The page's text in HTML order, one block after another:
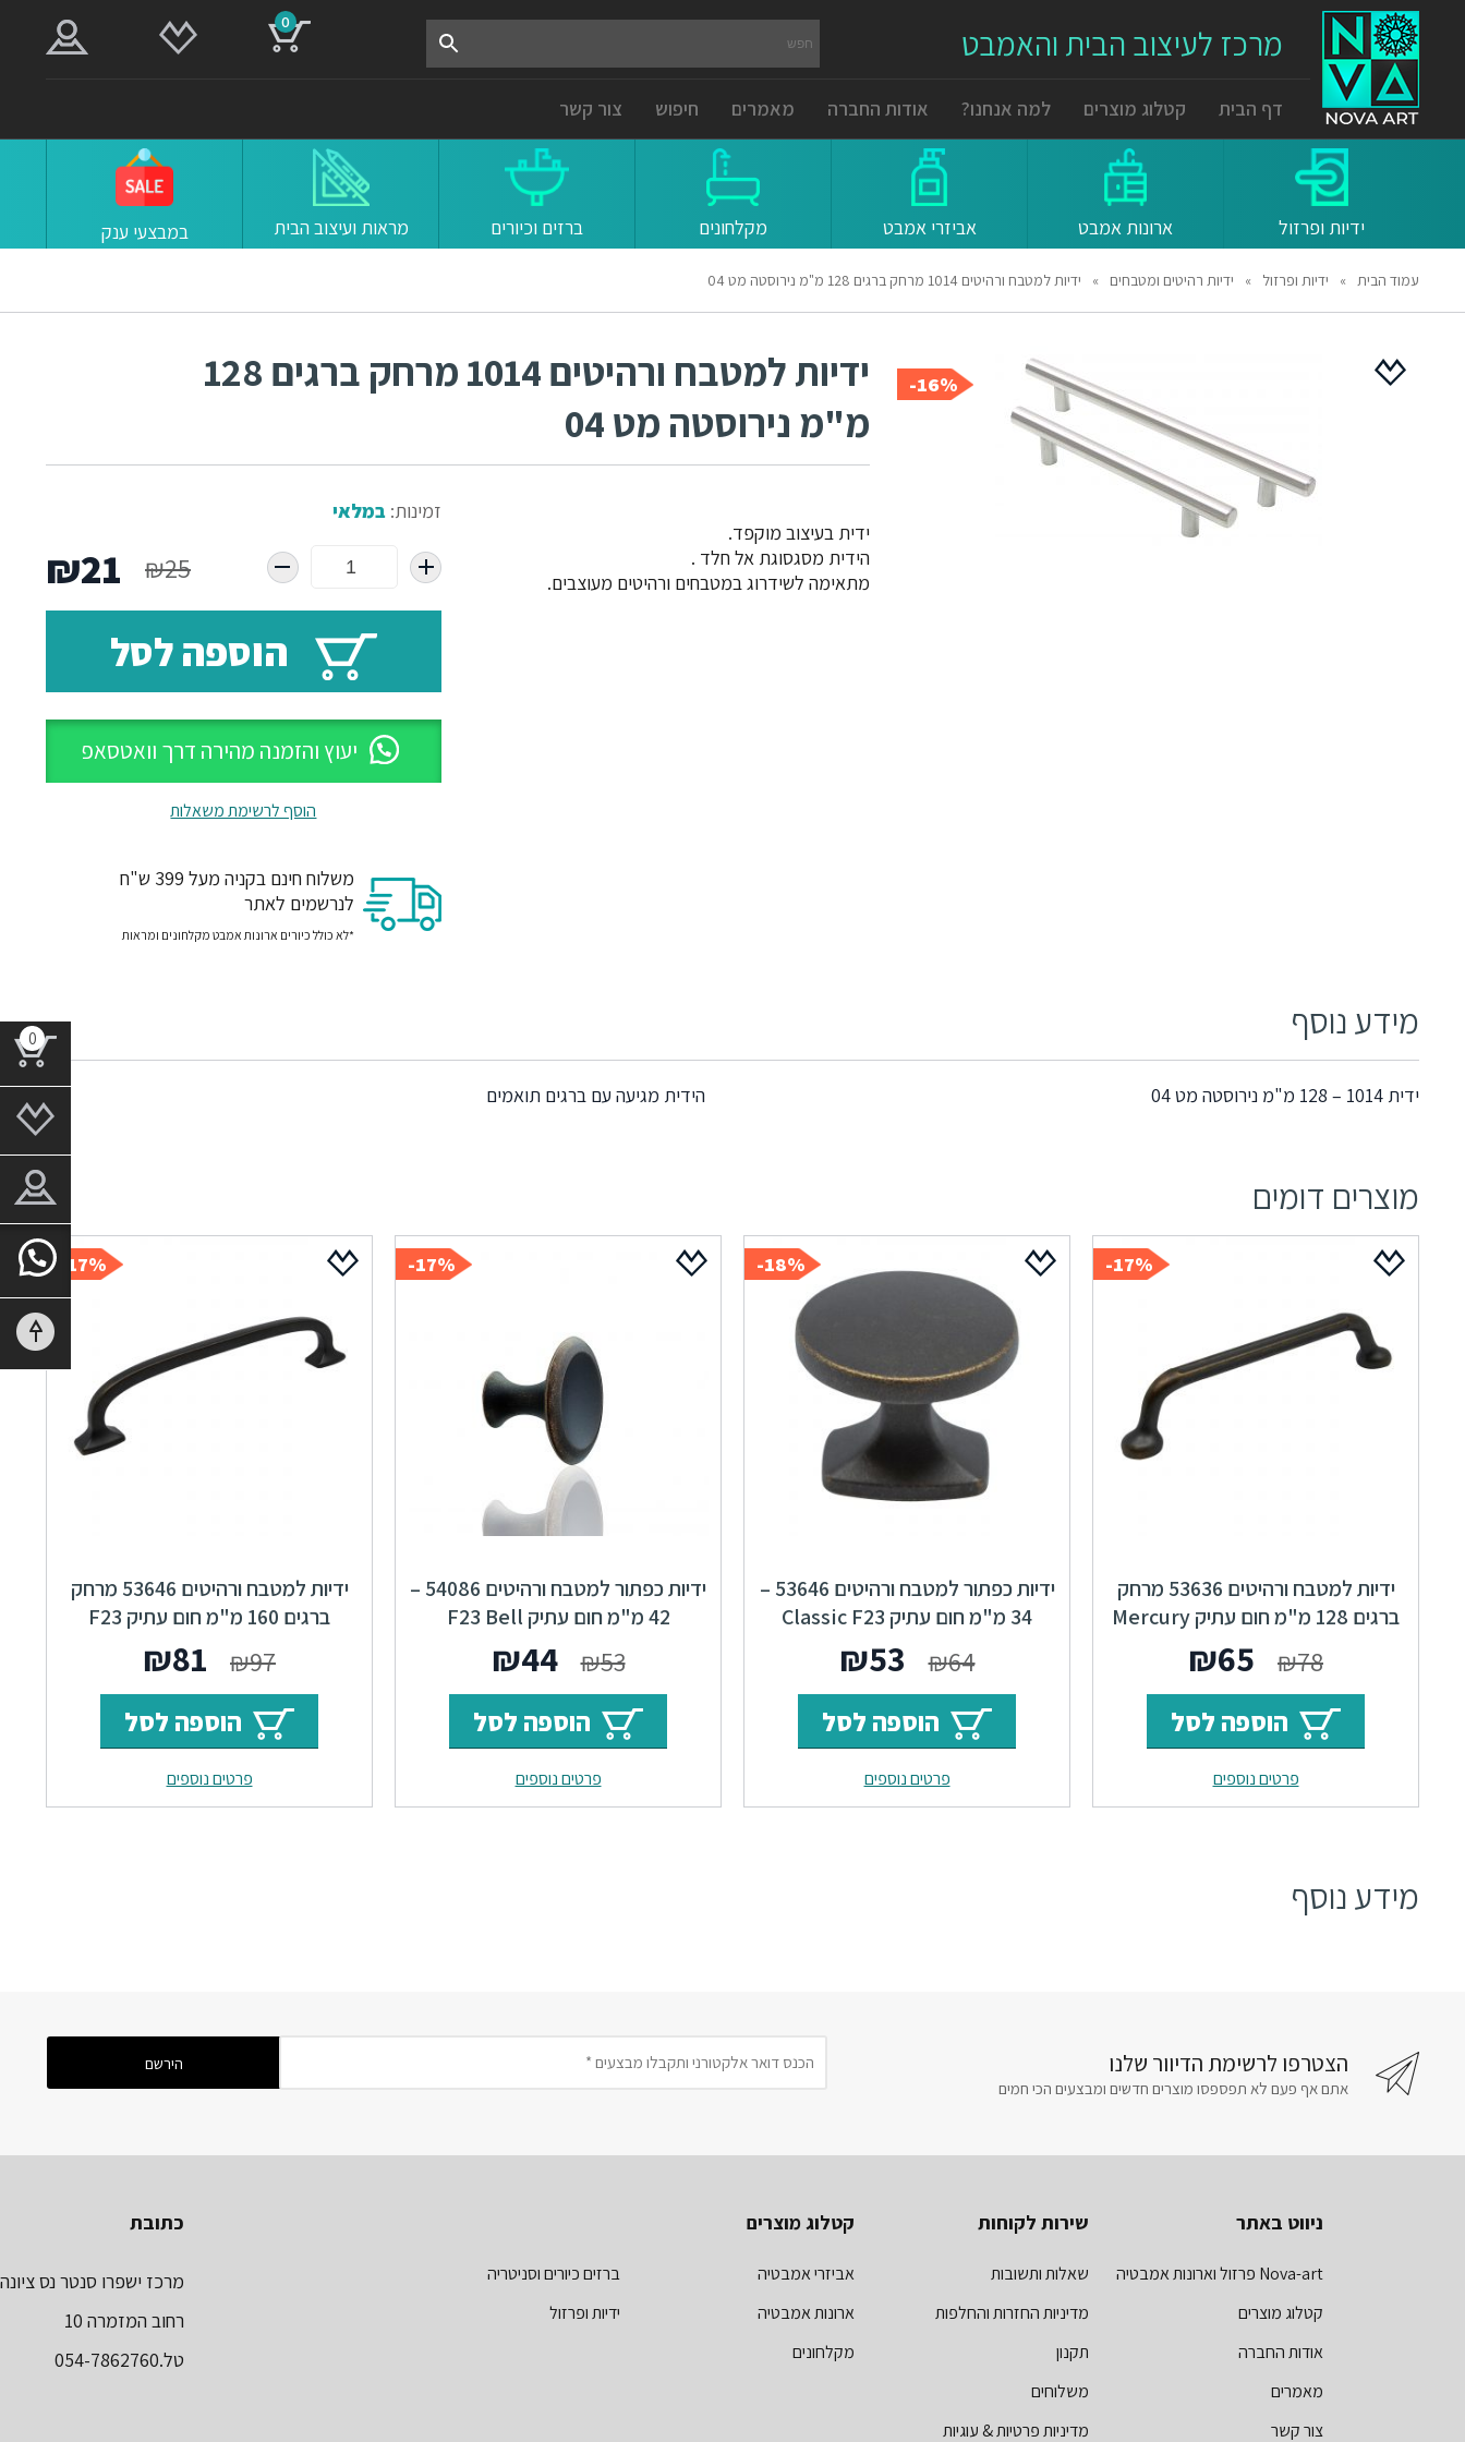
מרכז לעיצוב הבית והאמבט 0
דף הבית קטלוג מוצרים למה אנחנו? אודות החברה מאמרים חיפוש צור קשר
ידיות ופרזול ארונות אמבט אביזרי אמבט מקלחונים ברזים וכיורים מראות ועיצוב הבית במבצעי ענק
עמוד הבית » ידיות ופרזול » ידיות רהיטים ומטבחים » ידיות למטבח ורהיטים 1014 מרחק ברגים 128 מ"מ נירוסטה מט 04
16%-
ידיות למטבח ורהיטים 1014 מרחק ברגים 128
מ"מ נירוסטה מט 04
ידית בעיצוב מוקפד.
הידית מסגסוגת אל חלד .
מתאימה לשידרוג במטבחים ורהיטים מעוצבים.
זמינות:במלאי
₪25
המחיר
המקורי
היה:
₪25.
₪21
הוספה לסל
יעוץ והזמנה מהירה דרך וואטסאפ
הוסף לרשימת משאלות
משלוח חינם בקניה מעל 399 ש"ח
לנרשמים לאתר
*לא כולל כיורים ארונות אמבט מקלחונים ומראות
מידע נוסף
ידית 1014 – 128 מ"מ נירוסטה מט 04 הידית מגיעה עם ברגים תואמים
מוצרים דומים
17%-
ידיות למטבח ורהיטים 53636 מרחק
ברגים 128 מ"מ חום עתיק Mercury
F23
₪78
המחיר
המקורי
היה:
₪78.
₪65
הנוכחי
הוא:
₪65.
הוספה לסל
פרטים נוספים
18%-
ידיות כפתור למטבח ורהיטים 53646 –
34 מ"מ חום עתיק Classic F23
₪64
המחיר
המקורי
היה:
₪64.
₪53
הנוכחי
הוא:
₪53.
הוספה לסל
פרטים נוספים
17%-
ידיות כפתור למטבח ורהיטים 54086 –
42 מ"מ חום עתיק F23 Bell
₪53
המחיר
המקורי
היה:
₪53.
₪44
הנוכחי
הוא:
₪44.
הוספה לסל
פרטים נוספים
17%-
ידיות למטבח ורהיטים 53646 מרחק
ברגים 160 מ"מ חום עתיק F23
Classic₪97
המחיר
המקורי
היה:
₪97.
₪81
הנוכחי
הוא:
₪81.
הוספה לסל
פרטים נוספים
מידע נוסף
הצטרפו לרשימת הדיוור שלנו
אתם אף פעם לא תפספסו מוצרים חדשים ומבצעים הכי חמים
ניווט באתר
Nova-art פרזול וארונות אמבטיה
קטלוג מוצרים
אודות החברה
מאמרים
צור קשר
שירות לקוחות
שאלות ותשובות
מדיניות החזרות והחלפות
תקנון
משלוחים
מדיניות פרטיות & עוגיות
קטלוג מוצרים
אביזרי אמבטיה
ארונות אמבטיה
מקלחונים
ברזים כיורים וסניטריה
ידיות ופרזול
כתובת
מרכז ישפרו סנטר נס ציונה
רחוב המזמרה 10
טל.054-7862760
0